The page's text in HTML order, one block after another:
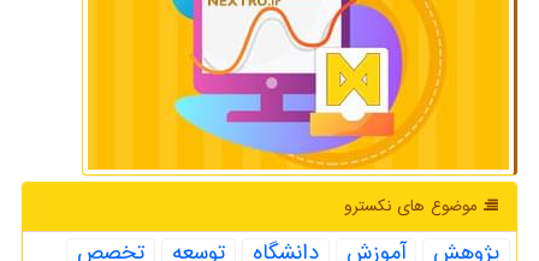
موضوع های نكسترو
پژوهش آموزش دانشگاه توسعه
تخصص